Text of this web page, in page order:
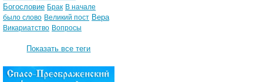
Богословие Брак В начале
было слово Великий пост Вера
Викариатство Вопросы
Показать все теги